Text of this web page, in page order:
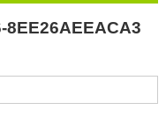
8EE26AEEACA3